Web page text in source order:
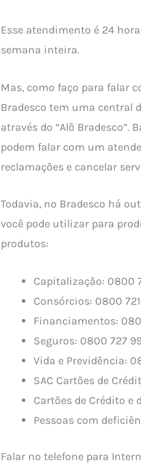
Esse atendimento é 24
semana inteira.
Mas, como faço para falar
Bradesco tem uma central
através do “Alô
podem falar com um
reclamações e cancelar
Todavia, no Bradesco há
você pode utilizar para
produtos:
Capitalização: 0800
Consórcios: 0800 721
Financiamentos:
Seguros: 0800 727
Vida e Previdência:
SAC Cartões de
Cartões de Crédito e
Pessoas com
Falar no telefone para